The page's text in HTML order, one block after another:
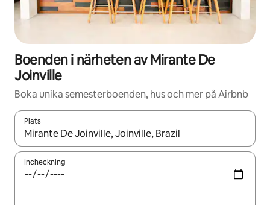
Boenden i närheten av Mirante De
Joinville
Boka unika semesterboenden, hus och mer på Airbnb
Plats
När resultaten är tillgängliga kan du navigera med upp- och
Incheckning